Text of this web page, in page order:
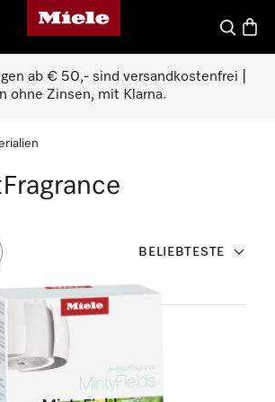
Miele-Homepage
Suche
ab € 50,- sind versandkostenfrei |
ohne Zinsen, mit Klarna.
BELIEBTESTE